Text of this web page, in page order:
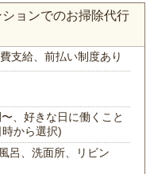
ョンでのお掃除代行
費支給、前払い制度あり
、好きな日に働くこと
から選択)
呂、洗面所、リビン